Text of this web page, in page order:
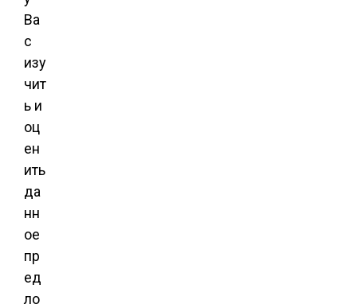
Ва
с
изу
чит
ь и
оц
ен
ить
да
нн
ое
пр
ед
ло